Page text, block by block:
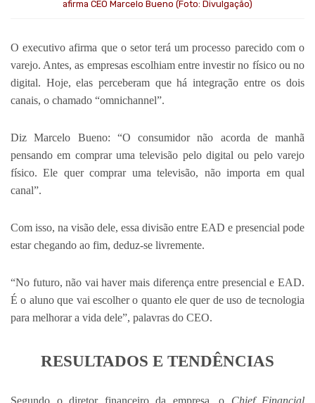
afirma CEO Marcelo Bueno (Foto: Divulgação)
O executivo afirma que o setor terá um processo parecido com o
varejo. Antes, as empresas escolhiam entre investir no físico ou no
digital. Hoje, elas perceberam que há integração entre os dois
canais, o chamado “omnichannel”.
Diz Marcelo Bueno: “O consumidor não acorda de manhã
pensando em comprar uma televisão pelo digital ou pelo varejo
físico. Ele quer comprar uma televisão, não importa em qual
canal”.
Com isso, na visão dele, essa divisão entre EAD e presencial pode
estar chegando ao fim, deduz-se livremente.
“No futuro, não vai haver mais diferença entre presencial e EAD.
É o aluno que vai escolher o quanto ele quer de uso de tecnologia
para melhorar a vida dele”, palavras do CEO.
RESULTADOS E TENDÊNCIAS